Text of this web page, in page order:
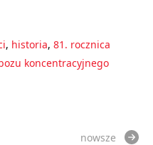
, historia, 81. rocznica
koncentracyjnego
nowsze